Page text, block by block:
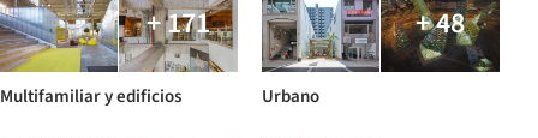
+ 171
Multifamiliar y edificios
+ 48
Urbano